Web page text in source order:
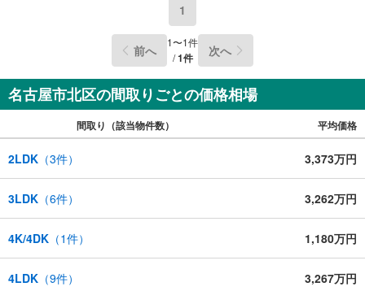
1
前へ 1〜1件
/1件 次へ
名古屋市北区の間取りごとの価格相場
間取り（該当物件数） 平均価格
2LDK （3件） 3,373万円
3LDK （6件） 3,262万円
4K/4DK （1件） 1,180万円
4LDK （9件） 3,267万円